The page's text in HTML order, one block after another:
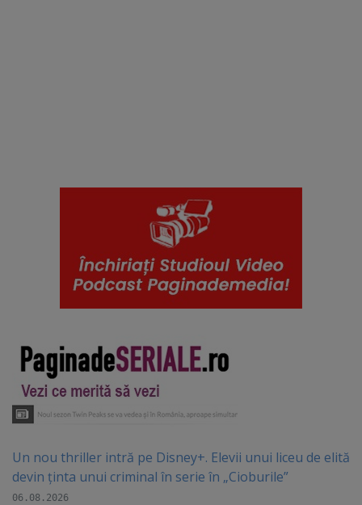
Un nou thriller intră pe Disney+. Elevii unui liceu de elită
devin ținta unui criminal în serie în „Cioburile”
06.08.2026